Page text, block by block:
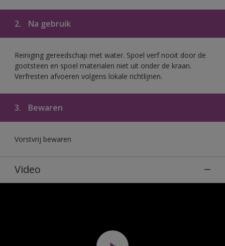
2. Na gebruik
Reiniging gereedschap met water. Spoel verf nooit door de
gootsteen en spoel materialen niet uit onder de kraan.
Verfresten afvoeren volgens lokale richtlijnen.
3. Bewaren
Vorstvrij bewaren
Video